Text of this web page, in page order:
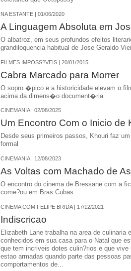
NA ESTANTE | 01/06/2020
A Linguagem Absoluta em
O albatroz, em seus profundos efeitos
grandiloquencia habitual de Jose Geraldo
FILMES IMPOSS?VEIS | 20/01/2015
Cabra Marcado para Morrer
O sopro �pico e a historicidade elevam o
acima da dimens�o document�ria
CINEMANIA | 02/08/2025
Um Encontro Com o Inicio de
Desde seus primeiros passos, Khouri faz
formal
CINEMANIA | 12/08/2023
As Voltas com Machado de
O encontro do cinema de Bressane com a
come?ou em Bras Cubas
CINEMA COM FELIPE BRIDA | 17/12/2021
Indiscricao
Elizabeth Lane trabalha na area de culinaria
conhecidos em sua casa para o Natal que
que tem incriveis dotes culin?rios e que
estao armadas quando parte das pessoas
comportamentos de...